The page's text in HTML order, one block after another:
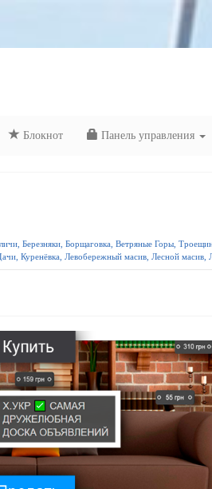
Блокнот Панель управления
Березняки, Борщаговка, Ветряные Горы,
Куренёвка, Левобережный масив, Лесной масив,